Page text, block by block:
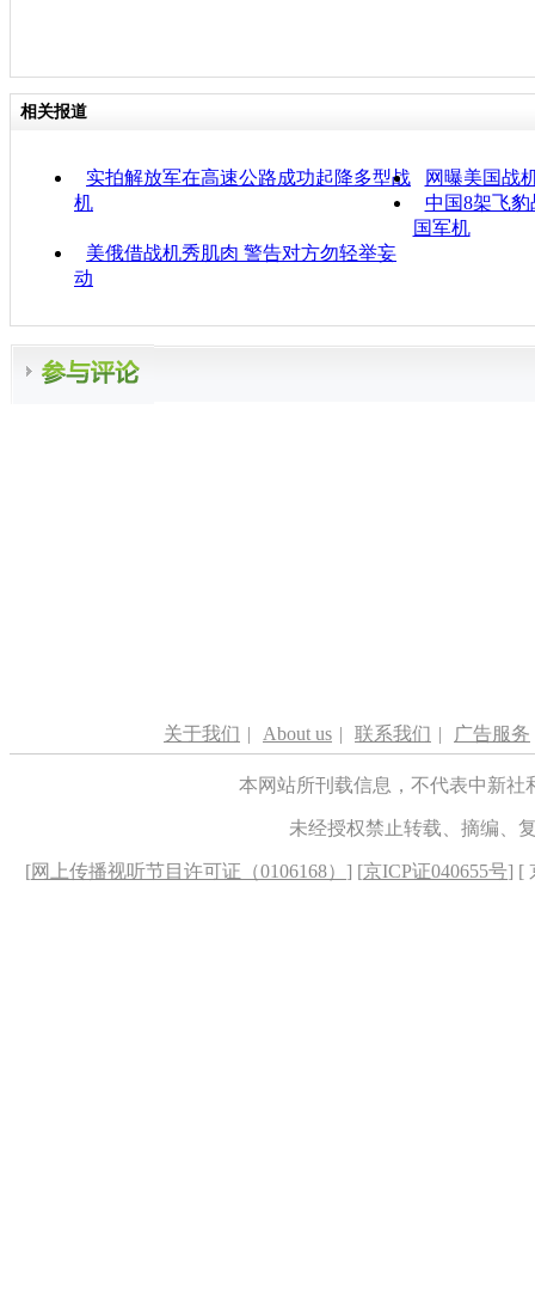
相关报道
实拍解放军在高速公路成功起降多型战
机
网曝美国战
中国8架飞
国军机
美俄借战机秀肌肉 警告对方勿轻举妄
动
关于我们 | About us | 联系我们 | 广告服务
本网站所刊载信息，不代表中新
未经授权禁止转载、摘编、
[网上传播视听节目许可证（0106168） ] [京ICP证040655号] [